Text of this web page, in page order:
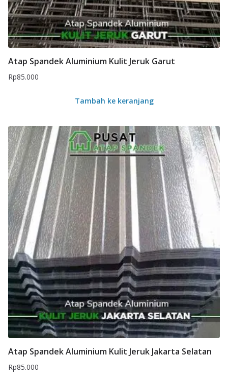
Atap Spandek Aluminium Kulit Jeruk Garut
Rp85.000
Tambah ke keranjang
Atap Spandek Aluminium Kulit Jeruk Jakarta Selatan
Rp85.000